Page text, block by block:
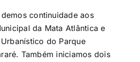
continuidade aos
da Mata Atlântica e
do Parque
Também iniciamos dois